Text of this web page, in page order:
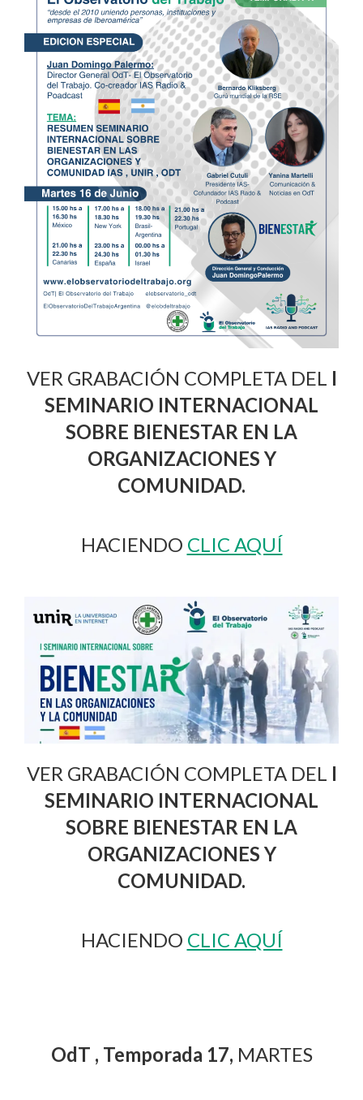
VER GRABACIÓN COMPLETA DEL I
SEMINARIO INTERNACIONAL
SOBRE BIENESTAR EN LA
ORGANIZACIONES Y
COMUNIDAD.
HACIENDO CLIC AQUÍ
VER GRABACIÓN COMPLETA DEL I
SEMINARIO INTERNACIONAL
SOBRE BIENESTAR EN LA
ORGANIZACIONES Y
COMUNIDAD.
HACIENDO CLIC AQUÍ
OdT , Temporada 17, MARTES